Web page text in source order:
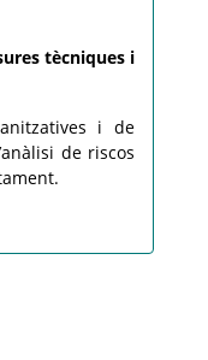
tècniques i
i de
de riscos